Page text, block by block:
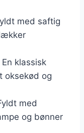
med saftig
En klassisk
oksekød og
med
og bønner